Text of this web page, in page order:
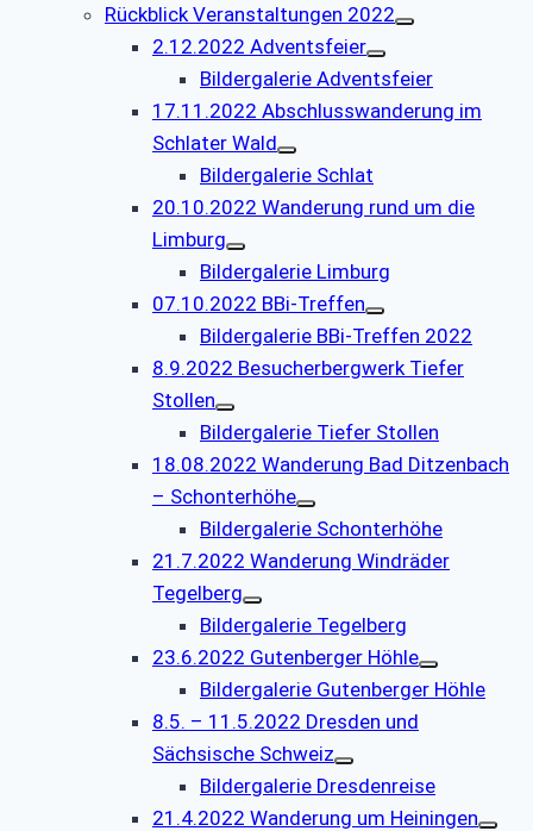
Rückblick Veranstaltungen 2022
2.12.2022 Adventsfeier
Bildergalerie Adventsfeier
17.11.2022 Abschlusswanderung im
Schlater Wald
Bildergalerie Schlat
20.10.2022 Wanderung rund um die
Limburg
Bildergalerie Limburg
07.10.2022 BBi-Treffen
Bildergalerie BBi-Treffen 2022
8.9.2022 Besucherbergwerk Tiefer
Stollen
Bildergalerie Tiefer Stollen
18.08.2022 Wanderung Bad Ditzenbach
– Schonterhöhe
Bildergalerie Schonterhöhe
21.7.2022 Wanderung Windräder
Tegelberg
Bildergalerie Tegelberg
23.6.2022 Gutenberger Höhle
Bildergalerie Gutenberger Höhle
8.5. – 11.5.2022 Dresden und
Sächsische Schweiz
Bildergalerie Dresdenreise
21.4.2022 Wanderung um Heiningen